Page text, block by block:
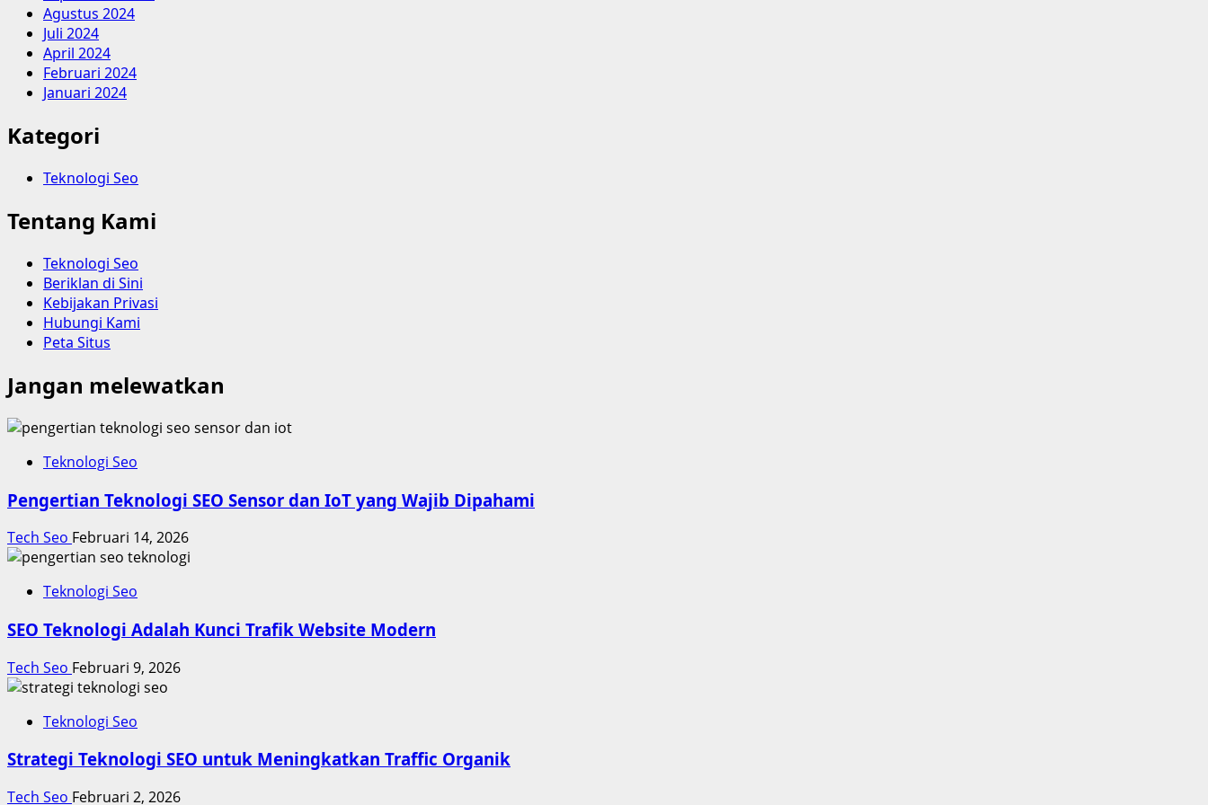
Agustus 2024
Juli 2024
April 2024
Februari 2024
Januari 2024
Kategori
Teknologi Seo
Tentang Kami
Teknologi Seo
Beriklan di Sini
Kebijakan Privasi
Hubungi Kami
Peta Situs
Jangan melewatkan
Teknologi Seo
Pengertian Teknologi SEO Sensor dan IoT yang Wajib Dipahami
Tech Seo Februari 14, 2026
Teknologi Seo
SEO Teknologi Adalah Kunci Trafik Website Modern
Tech Seo Februari 9, 2026
Teknologi Seo
Strategi Teknologi SEO untuk Meningkatkan Traffic Organik
Tech Seo Februari 2, 2026